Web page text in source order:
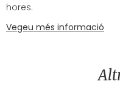
hores.
Vegeu més informació